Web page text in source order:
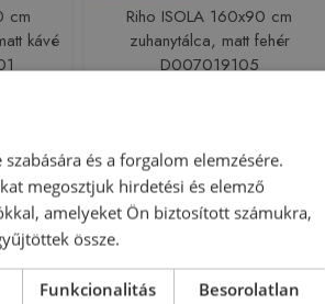
cm
kávé
Ft
Riho ISOLA 160x90 cm
zuhanytálca, matt fehér
D007019105
433 250 Ft 389 925 Ft
Kosárba
Rendelésre
és a forgalom elemzésére.
megosztjuk hirdetési és elemző
amelyeket Ön biztosított számukra,
össze.
Funkcionalitás Besorolatlan